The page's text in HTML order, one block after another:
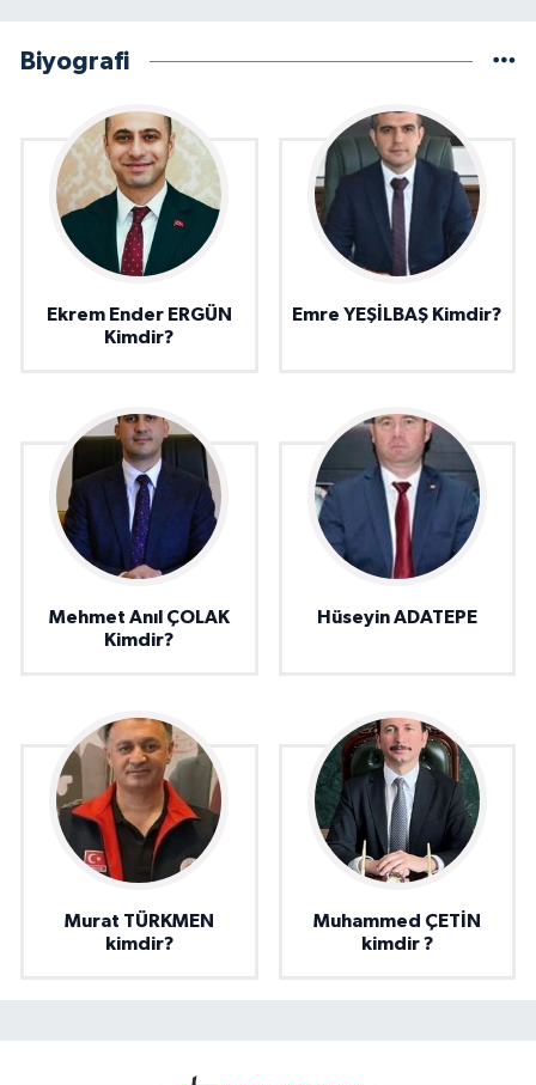
Biyografi
Ekrem Ender ERGÜN
Kimdir?
Emre YEŞİLBAŞ Kimdir?
Mehmet Anıl ÇOLAK
Kimdir?
Hüseyin ADATEPE
Murat TÜRKMEN
kimdir?
Muhammed ÇETİN
kimdir ?